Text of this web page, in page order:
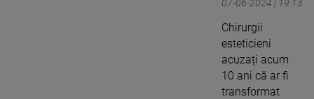
07-06-2024 | 19:13
Chirurgii
esteticieni
acuzați acum
10 ani că ar fi
transformat